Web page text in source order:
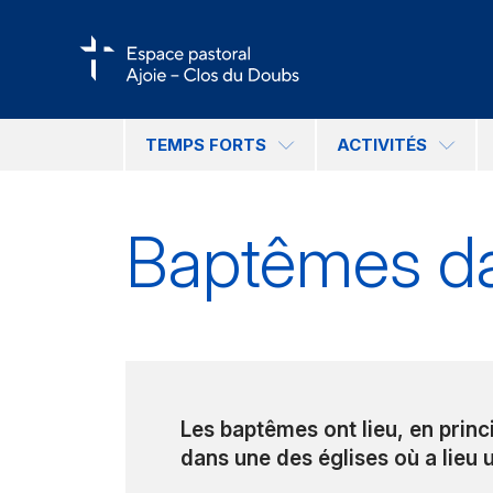
TEMPS FORTS ACTIVITÉS
Baptêmes
Les baptêmes ont lieu, en
dans une des églises où a lieu